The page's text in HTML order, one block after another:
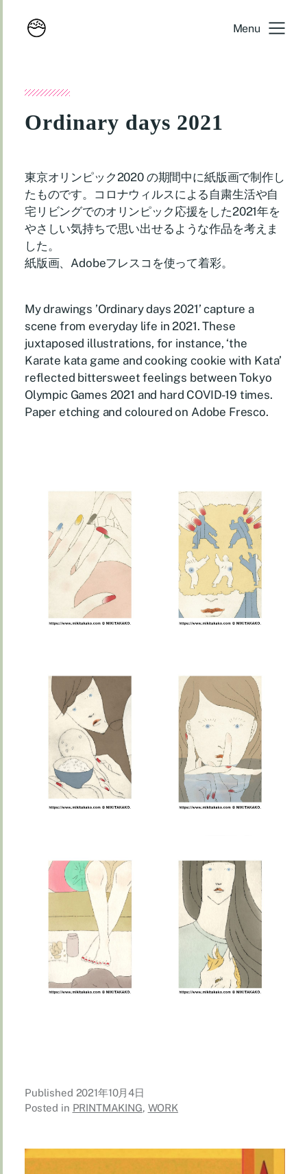
Menu
Ordinary days 2021
東京オリンピック2020 の期間中に紙版画で制作し
たものです。コロナウィルスによる自粛生活や自
宅リビングでのオリンピック応援をした2021年を
やさしい気持ちで思い出せるような作品を考えま
した。
紙版画、Adobeフレスコを使って着彩。
My drawings ’Ordinary days 2021’ capture a
scene from everyday life in 2021. These
juxtaposed illustrations, for instance, ‘the
Karate kata game and cooking cookie with Kata’
reflected bittersweet feelings between Tokyo
Olympic Games 2021 and hard COVID-19 times.
Paper etching and coloured on Adobe Fresco.
Published 2021年10月4日
Posted in PRINTMAKING, WORK